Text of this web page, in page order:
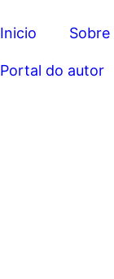
Inicio Sobre
Portal do autor